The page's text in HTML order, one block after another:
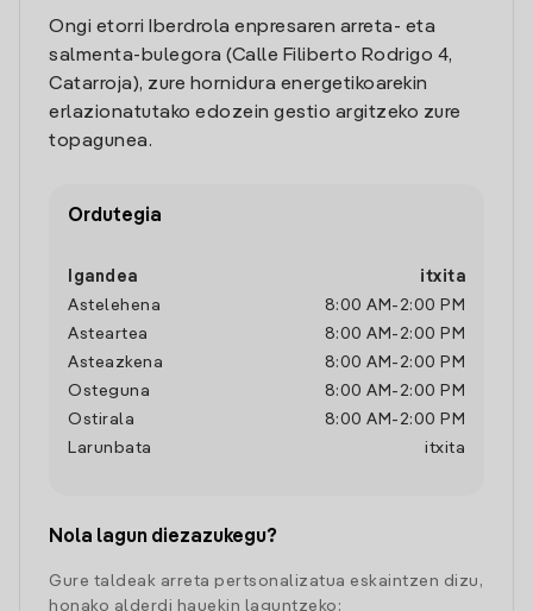
Ongi etorri Iberdrola enpresaren arreta- eta
salmenta-bulegora (Calle Filiberto Rodrigo 4,
Catarroja), zure hornidura energetikoarekin
erlazionatutako edozein gestio argitzeko zure
topagunea.
Ordutegia
Igandea
itxita
Astelehena
8:00 AM - 2:00 PM
Asteartea
8:00 AM - 2:00 PM
Asteazkena
8:00 AM - 2:00 PM
Osteguna
8:00 AM - 2:00 PM
Ostirala
8:00 AM - 2:00 PM
Larunbata
itxita
Nola lagun diezazukegu?
Gure taldeak arreta pertsonalizatua eskaintzen dizu,
honako alderdi hauekin laguntzeko: